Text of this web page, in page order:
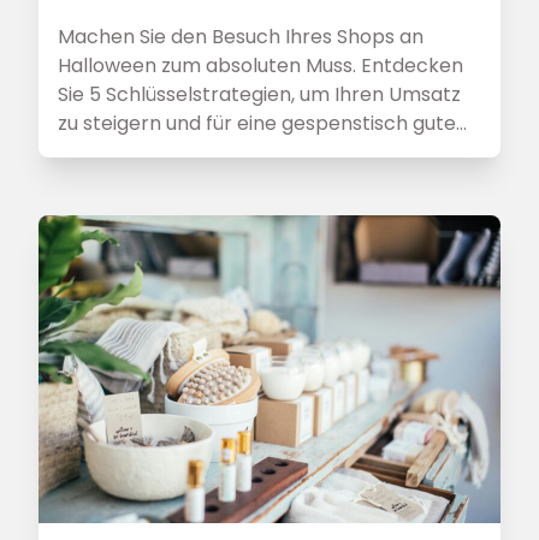
Machen Sie den Besuch Ihres Shops an
Halloween zum absoluten Muss. Entdecken
Sie 5 Schlüsselstrategien, um Ihren Umsatz
zu steigern und für eine gespenstisch gute
Atmosphäre zu sorgen!